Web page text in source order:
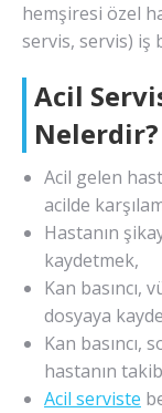
hemşiresi özel
servis, servis) iş
Acil
Nelerdir?
Acil gelen
acilde
Hastanın
kaydetmek,
Kan basıncı,
dosyaya
Kan basıncı,
hastanın
Acil serviste